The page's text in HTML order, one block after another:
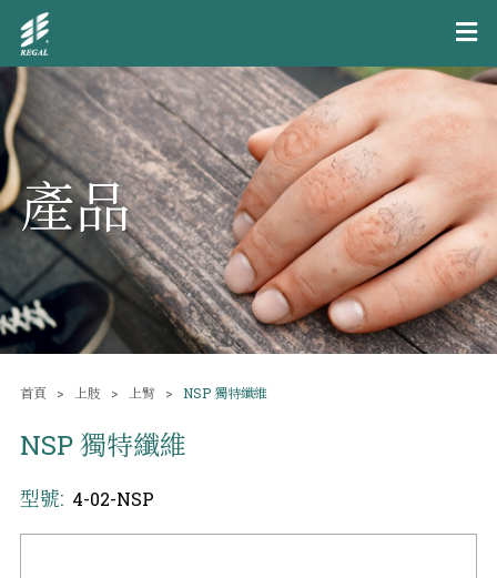
產品
首頁 上肢 上臂 NSP 獨特纖維
NSP 獨特纖維
型號: 4-02-NSP